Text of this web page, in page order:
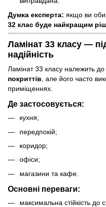
Думка експерта: якщо ви
32 клас буде найкращим
Ламінат 33 класу —
надійність
Ламінат 33 класу належить до
покриттів, але його часто
приміщеннях.
Де застосовується:
кухня;
передпокій;
коридор;
офіси;
магазини та кафе.
Основні переваги:
максимальна стійкість до